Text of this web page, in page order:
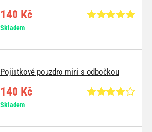
140 Kč
Skladem
Pojistkové pouzdro mini s odbočkou
140 Kč
Skladem